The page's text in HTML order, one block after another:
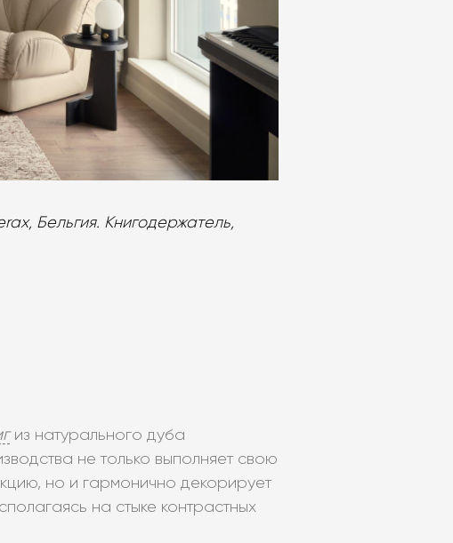
Бельгия. Книгодержатель,
из натурального дуба
не только выполняет свою
но и гармонично декорирует
на стыке контрастных